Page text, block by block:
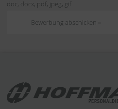
doc, docx, pdf, jpeg, gif